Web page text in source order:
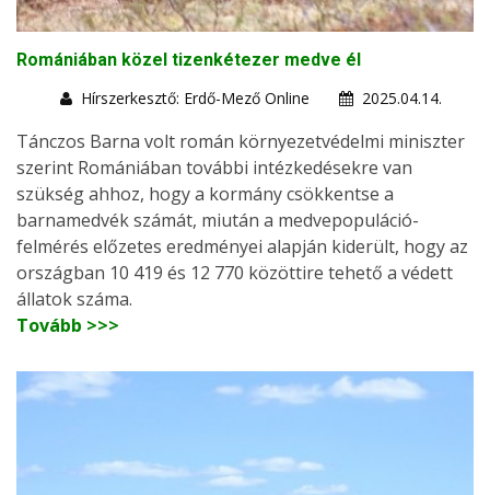
Romániában közel tizenkétezer medve él
Hírszerkesztő: Erdő-Mező Online
2025.04.14.
Tánczos Barna volt román környezetvédelmi miniszter
szerint Romániában további intézkedésekre van
szükség ahhoz, hogy a kormány csökkentse a
barnamedvék számát, miután a medvepopuláció-
felmérés előzetes eredményei alapján kiderült, hogy az
országban 10 419 és 12 770 közöttire tehető a védett
állatok száma.
Tovább >>>